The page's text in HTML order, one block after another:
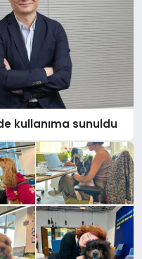
kullanıma sunuldu